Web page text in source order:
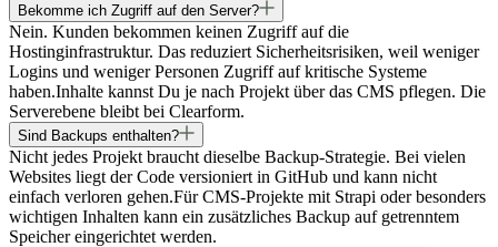
Bekomme ich Zugriff auf den Server?
Nein. Kunden bekommen keinen Zugriff auf die
Hostinginfrastruktur. Das reduziert Sicherheitsrisiken, weil weniger
Logins und weniger Personen Zugriff auf kritische Systeme
haben.Inhalte kannst Du je nach Projekt über das CMS pflegen. Die
Serverebene bleibt bei Clearform.
Sind Backups enthalten?
Nicht jedes Projekt braucht dieselbe Backup-Strategie. Bei vielen
Websites liegt der Code versioniert in GitHub und kann nicht
einfach verloren gehen.Für CMS-Projekte mit Strapi oder besonders
wichtigen Inhalten kann ein zusätzliches Backup auf getrenntem
Speicher eingerichtet werden.